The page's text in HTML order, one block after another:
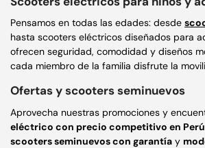
Pensamos en todas las edades: desde
hasta scooters eléctricos diseñados para
ofrecen seguridad, comodidad y diseños
cada miembro de la familia disfrute la
Ofertas y scooters seminuevos
Aprovecha nuestras promociones y
eléctrico con precio competitivo en Perú
scooters seminuevoscon garantía y